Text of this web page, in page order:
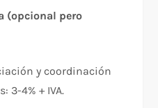
(opcional pero
y coordinación
3-4% + IVA.​